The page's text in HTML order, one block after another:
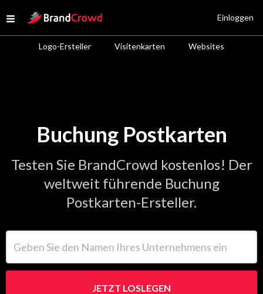
Open menu
Site Logo
Logo-Ersteller Visitenkarten Websites
Einloggen
Buchung Postkarten
Testen Sie BrandCrowd kostenlos! Der
weltweit führende Buchung
Postkarten-Ersteller.
JETZT LOSLEGEN